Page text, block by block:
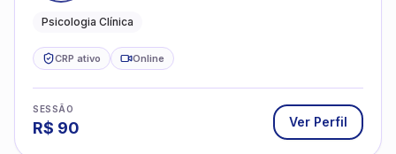
Psicologia Clínica
CRP ativo Online
SESSÃO
R$ 90 Ver Perfil